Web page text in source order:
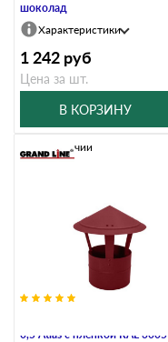
шоколад
Характеристики
1 242 руб
Цена за шт.
В КОРЗИНУ
0,5 Atlas с пленкой RAL 3005
В наличии